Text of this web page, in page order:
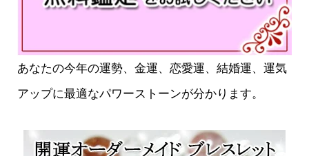
あなたの今年の運勢、金運、恋愛運、結婚運、運気
アップに最適なパワーストーンが分かります。